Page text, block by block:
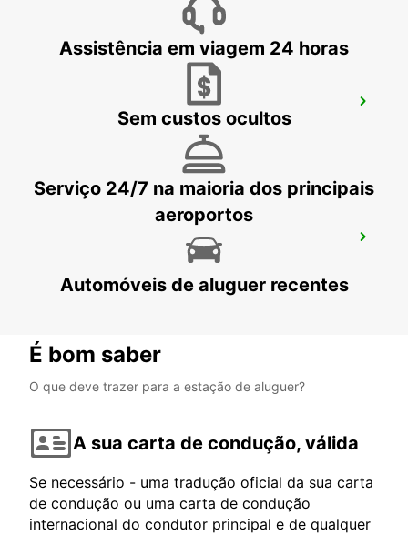
DUBLIN CENTRO DE FURGONETAS*
DUBLIN - IRELAND
AEROPORTO DE DONEGAL
CARRICKFINN - IRELAND
Assistência em viagem 24 horas
Sem custos ocultos
Serviço 24/7 na maioria dos principais
aeroportos
Automóveis de aluguer recentes
É bom saber
O que deve trazer para a estação de aluguer?
A sua carta de condução, válida
Se necessário - uma tradução oficial da sua carta
de condução ou uma carta de condução
internacional do condutor principal e de qualquer